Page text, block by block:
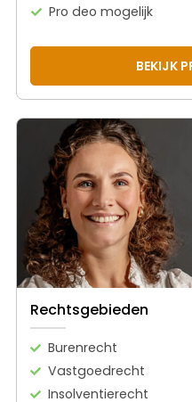
Pro deo mogelijk
BEKIJK
Rechtsgebieden
Burenrecht
Vastgoedrecht
Insolventierecht